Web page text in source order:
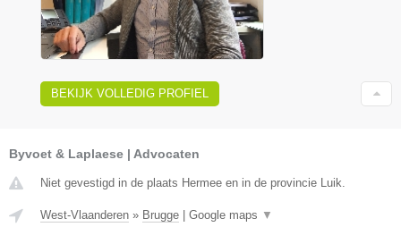
BEKIJK VOLLEDIG PROFIEL
Byvoet & Laplaese | Advocaten
Niet gevestigd in de plaats Hermee en in de provincie Luik.
West-Vlaanderen » Brugge | Google maps ▼